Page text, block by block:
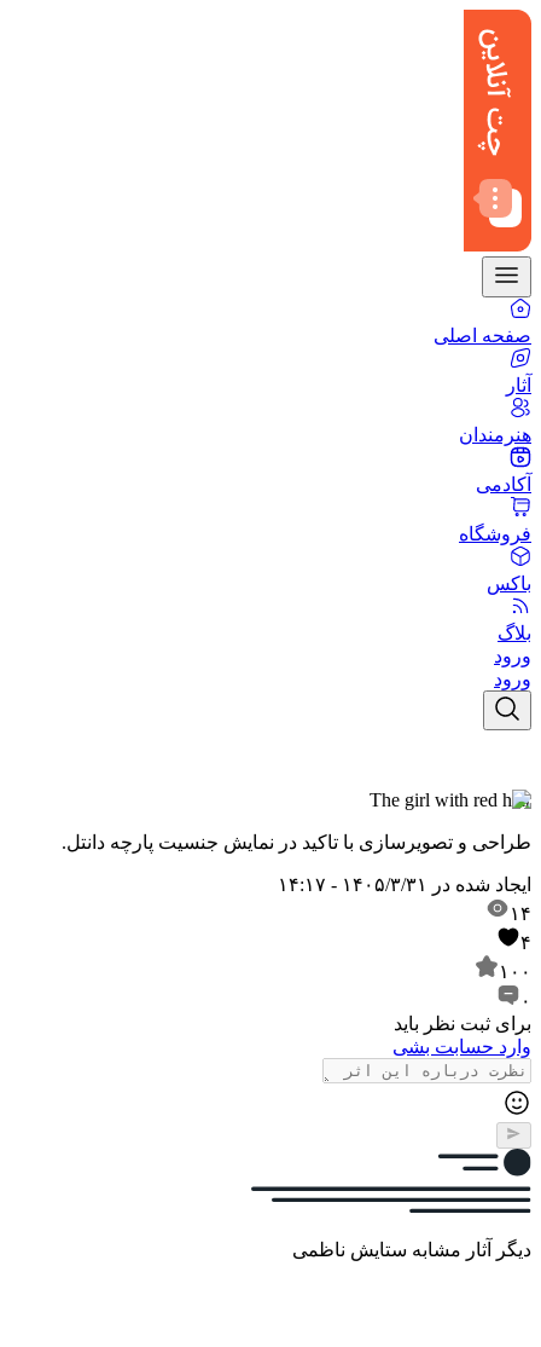
صفحه اصلی
آثار
هنرمندان
آکادمی
فروشگاه
باکس
بلاگ
ورود
ورود
The girl with red hair
طراحی و تصویرسازی با تاکید در نمایش جنسیت پارچه دانتل.
ایجاد شده در
۱۴۰۵/۳/۳۱ - ۱۴:۱۷
۱۴
۴
۱۰۰
۰
برای ثبت نظر باید
وارد حسابت بشی
دیگر آثار مشابه ستایش ناظمی